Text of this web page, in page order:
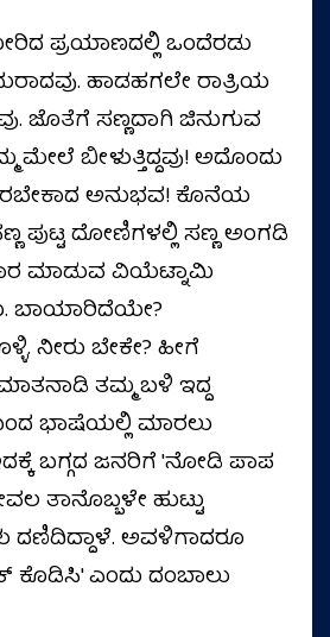
ಪ್ರಯಾಣದಲ್ಲಿ ಒಂದೆರಡು
ಹಾಡಹಗಲೇ ರಾತ್ರಿಯ
ಜೊತೆಗೆ ಸಣ್ಣದಾಗಿ ಜಿನುಗುವ
ಮೇಲೆ ಬೀಳುತ್ತಿದ್ದವು! ಅದೊಂದು
ಅನುಭವ! ಕೊನೆಯ
ಪುಟ್ಟ ದೋಣಿಗಳಲ್ಲಿ ಸಣ್ಣ ಅಂಗಡಿ
ಮಾಡುವ ವಿಯೆಟ್ನಾಮಿ
ಬಾಯಾರಿದೆಯೇ?
ನೀರು ಬೇಕೇ? ಹೀಗೆ
ತಮ್ಮ ಬಳಿ ಇದ್ದ
ಭಾಷೆಯಲ್ಲಿ ಮಾರಲು
ಇದಕ್ಕೆ ಬಗ್ಗದ ಜನರಿಗೆ 'ನೋಡಿ ಪಾಪ
ತಾನೊಬ್ಬಳೇ ಹುಟ್ಟು
ದಣಿದಿದ್ದಾಳೆ. ಅವಳಿಗಾದರೂ
ಕೊಡಿಸಿ' ಎಂದು ದಂಬಾಲು